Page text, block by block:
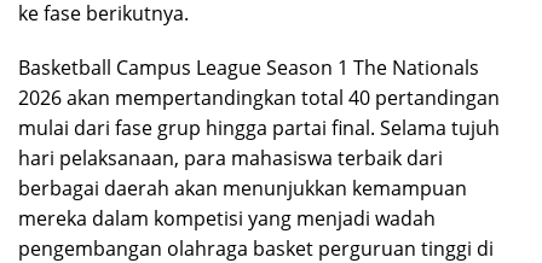
ke fase berikutnya.
Basketball Campus League Season 1 The Nationals
2026 akan mempertandingkan total 40 pertandingan
mulai dari fase grup hingga partai final. Selama tujuh
hari pelaksanaan, para mahasiswa terbaik dari
berbagai daerah akan menunjukkan kemampuan
mereka dalam kompetisi yang menjadi wadah
pengembangan olahraga basket perguruan tinggi di